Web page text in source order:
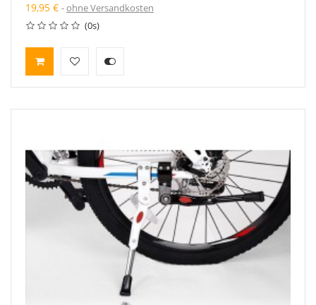
19,95 €
ohne Versandkosten
(0s)